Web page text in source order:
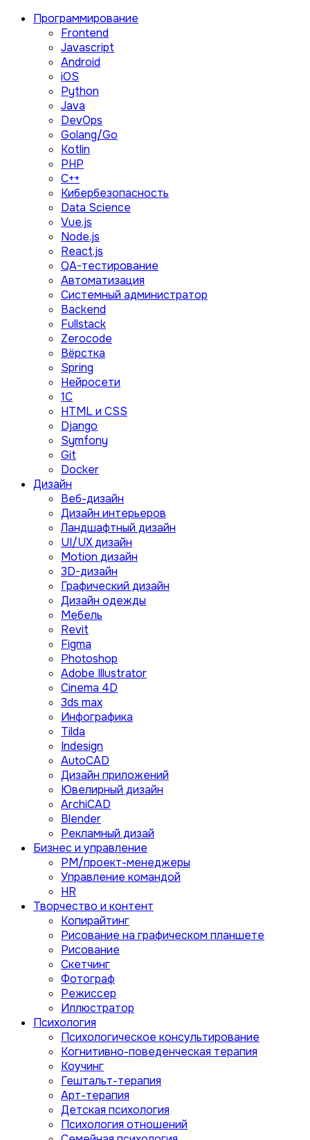
Программирование
Frontend
Javascript
Android
iOS
Python
Java
DevOps
Golang/Go
Kotlin
PHP
C++
Кибербезопасность
Data Science
Vue.js
Node.js
React.js
QA-тестирование
Автоматизация
Системный администратор
Backend
Fullstack
Zerocode
Вёрстка
Spring
Нейросети
1C
HTML и CSS
Django
Symfony
Git
Docker
Дизайн
Веб-дизайн
Дизайн интерьеров
Ландшафтный дизайн
UI/UX дизайн
Motion дизайн
3D-дизайн
Графический дизайн
Дизайн одежды
Мебель
Revit
Figma
Photoshop
Adobe Illustrator
Сinema 4D
3ds max
Инфографика
Tilda
Indesign
AutoCAD
Дизайн приложений
Ювелирный дизайн
ArchiCAD
Blender
Рекламный дизай
Бизнес и управление
PM/проект-менеджеры
Управление командой
HR
Творчество и контент
Копирайтинг
Рисование на графическом планшете
Рисование
Скетчинг
Фотограф
Режиссер
Иллюстратор
Психология
Психологическое консультирование
Когнитивно-поведенческая терапия
Коучинг
Гештальт-терапия
Арт-терапия
Детская психология
Психология отношений